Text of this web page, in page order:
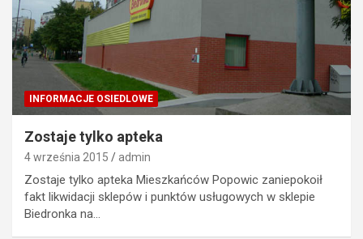
INFORMACJE OSIEDLOWE
Zostaje tylko apteka
4 września 2015 admin
Zostaje tylko apteka Mieszkańców Popowic zaniepokoił
fakt likwidacji sklepów i punktów usługowych w sklepie
Biedronka na…